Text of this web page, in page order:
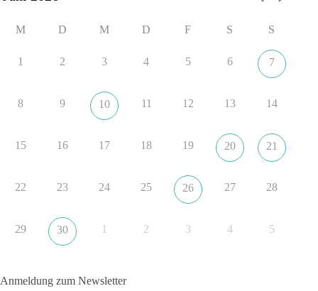
#dieBasis #SachsenAnhalt #Landtagswahl2026
#Kooperation
Sie sagten immer und immer wieder: „Nur die Impfung rettet
Wir sagen heute: Die politischen Ansagen hätten fast mehr
Menschen umgebracht als das Virus selbst.
M D M D F S S
1 2 3 4 5 6 7
8 9 10 11 12 13 14
15 16 17 18 19 20 21
22 23 24 25 26 27 28
29 30 1 2 3 4 5
Anmeldung zum Newsletter